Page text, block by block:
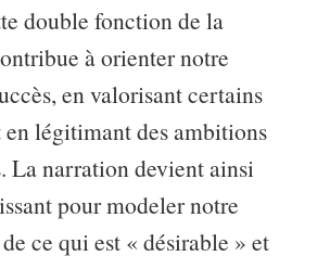
double fonction de la
à orienter notre
en valorisant certains
en légitimant des ambitions
La narration devient ainsi
pour modeler notre
ce qui est « désirable » et